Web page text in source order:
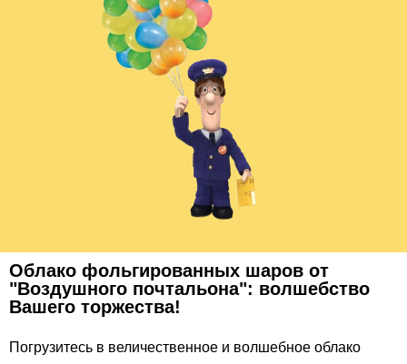
Облако фольгированных шаров от
"Воздушного почтальона": волшебство
Вашего торжества!
Погрузитесь в величественное и волшебное облако